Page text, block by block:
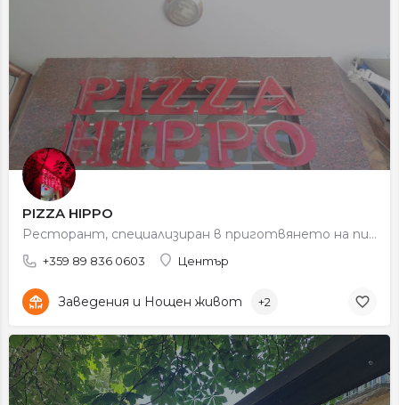
PIZZA HIPPO
Ресторант, специализиран в приготвянето на пица и италиански ястия.
+359 89 836 0603 Център
Заведения и Нощен живот +2